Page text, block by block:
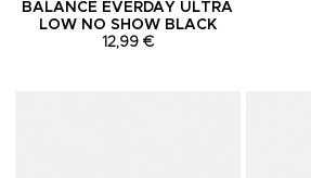
BALANCE EVERDAY ULTRA
LOW NO SHOW BLACK
12,99 €